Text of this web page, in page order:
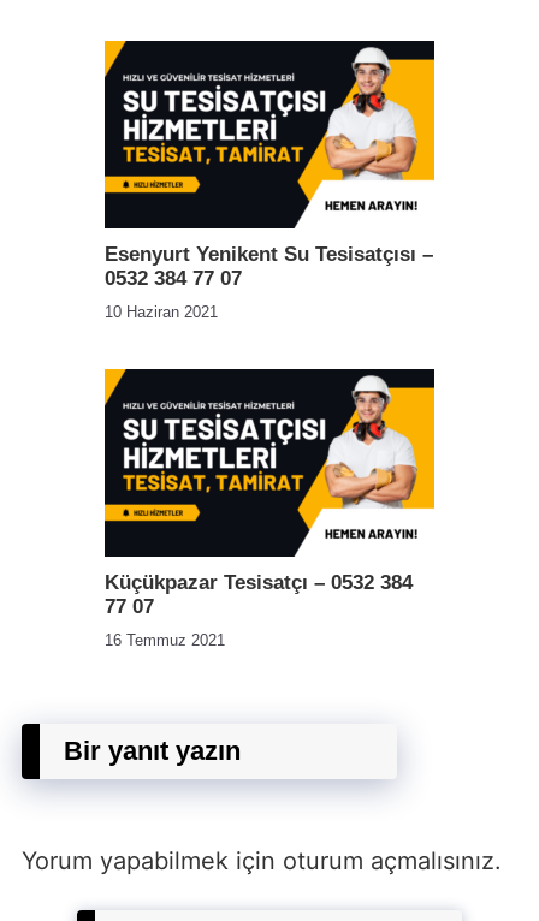
Esenyurt Yenikent Su Tesisatçısı –
0532 384 77 07
10 Haziran 2021
Küçükpazar Tesisatçı – 0532 384
77 07
16 Temmuz 2021
Bir yanıt yazın
Yorum yapabilmek için oturum açmalısınız.